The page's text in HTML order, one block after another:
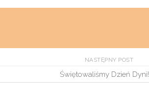
NASTĘPNY POST
Świętowaliśmy Dzień Dyni!